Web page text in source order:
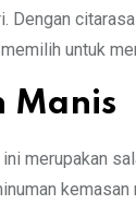
Dengan
untuk
Manis
merupakan